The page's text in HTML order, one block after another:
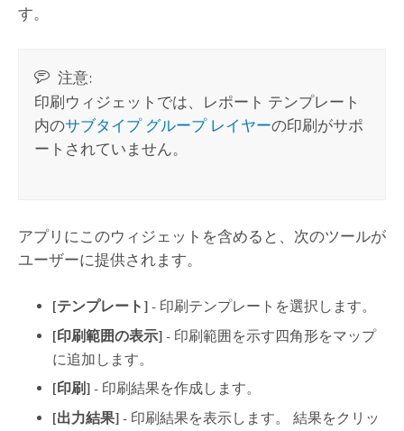
す。
注意:
印刷ウィジェットでは、レポート テンプレート
内のサブタイプ グループ レイヤーの印刷がサポ
ートされていません。
アプリにこのウィジェットを含めると、次のツールが
ユーザーに提供されます。
[テンプレート] - 印刷テンプレートを選択します。
[印刷範囲の表示] - 印刷範囲を示す四角形をマップ
に追加します。
[印刷] - 印刷結果を作成します。
[出力結果] - 印刷結果を表示します。 結果をクリッ